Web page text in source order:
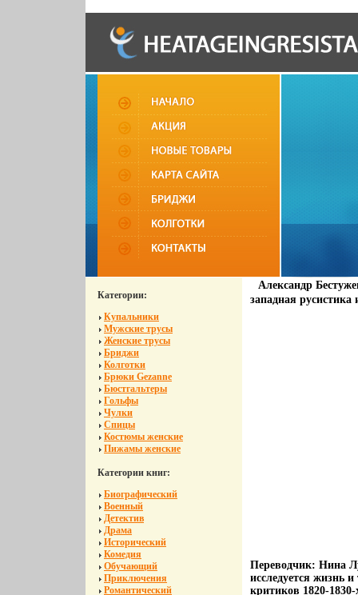
Категории:
Купальники
Мужские трусы
Женские трусы
Бриджи
Колготки
Брюки Gezanne
Бюстгальтеры
Гольфы
Чулки
Спицы
Костюмы женские
Пижамы женские
Категории книг:
Биографический
Военный
Детектив
Драма
Исторический
Комедия
Обучающий
Приключения
Романтический
Александр
западная русистика
Переводчик: Нина
исследуется жизнь
критиков 1820-